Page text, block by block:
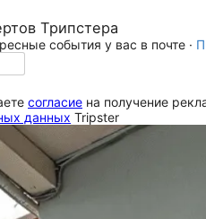
Трипстера
события у вас в почте ·
согласие на получение
данных Tripster